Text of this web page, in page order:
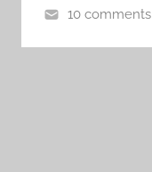
10 comments